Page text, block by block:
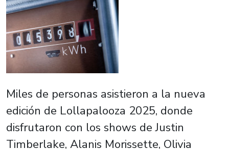
Miles de personas asistieron a la nueva
edición de Lollapalooza 2025, donde
disfrutaron con los shows de Justin
Timberlake, Alanis Morissette, Olivia